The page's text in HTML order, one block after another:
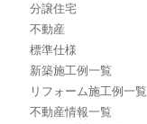
分譲住宅
不動産
標準仕様
新築施工例一覧
リフォーム施工例一覧
不動産情報一覧